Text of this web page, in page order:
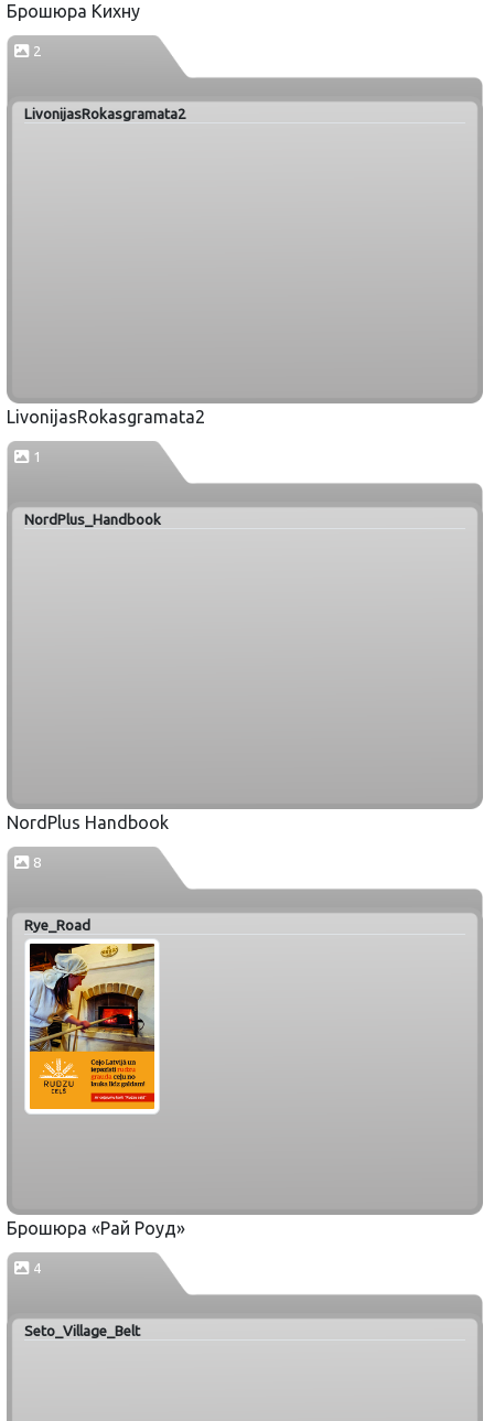
Брошюра Кихну
2
LivonijasRokasgramata2
LivonijasRokasgramata2
1
NordPlus_Handbook
NordPlus Handbook
8
Rye_Road
Брошюра «Рай Роуд»
4
Seto_Village_Belt